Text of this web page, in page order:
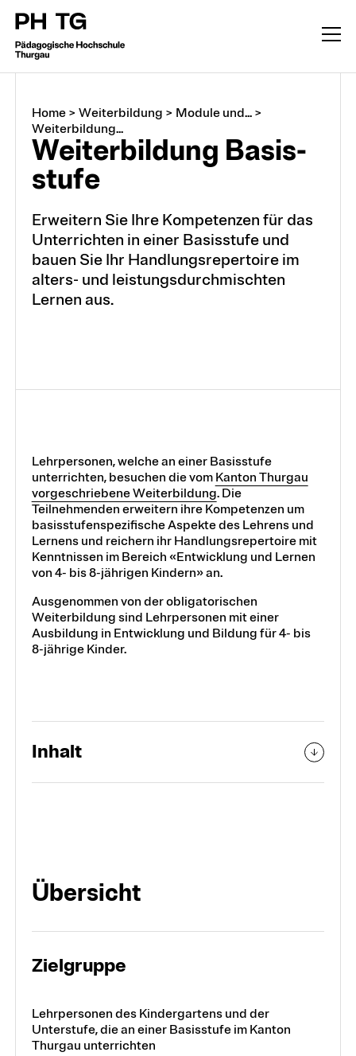
Weiterbildung
Weiterbildungssuche
Fokusthemen
Digitalität und KI
Frühe Kindheit
Home> Weiterbildung > Module und...>
Weiterbildung...
Wei­ter­bild­ung Ba­sis­
stu­fe
Erweitern Sie Ihre Kompetenzen für das
Unterrichten in einer Basisstufe und
bauen Sie Ihr Handlungsrepertoire im
alters- und leistungsdurchmischten
Lernen aus.
Lehrpersonen, welche an einer Basisstufe
unterrichten, besuchen die vom Kanton Thurgau
vorgeschriebene Weiterbildung. Die
Teilnehmenden erweitern ihre Kompetenzen um
basisstufenspezifische Aspekte des Lehrens und
Lernens und reichern ihr Handlungsrepertoire mit
Kenntnissen im Bereich «Entwicklung und Lernen
von 4- bis 8-jährigen Kindern» an.
Ausgenommen von der obligatorischen
Weiterbildung sind Lehrpersonen mit einer
Ausbildung in Entwicklung und Bildung für 4- bis
8-jährige Kinder.
Inhalt
Übersicht
Zielgruppe
Lehrpersonen des Kindergartens und der
Unterstufe, die an einer Basisstufe im Kanton
Thurgau unterrichten